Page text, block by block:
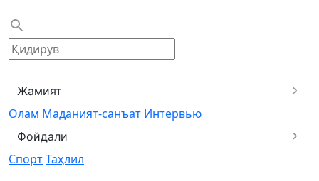
Жамият
Олам Маданият-санъат Интервью
Фойдали
СпортТаҳлил